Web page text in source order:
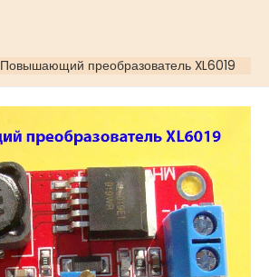
Повышающий преобразователь XL6019